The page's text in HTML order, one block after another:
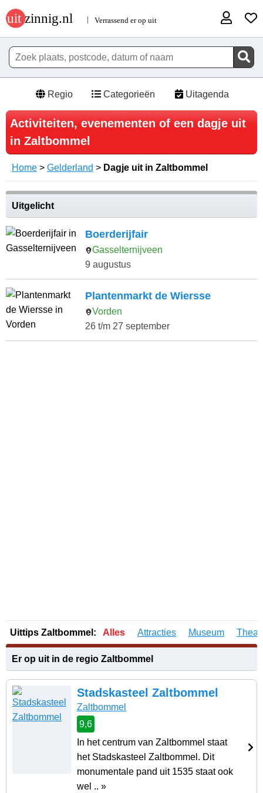
Regio Categorieën Uitagenda
Activiteiten, evenementen of een dagje uit
in Zaltbommel
Home > Gelderland > Dagje uit in Zaltbommel
Uitgelicht
Boerderijfair
Gasselternijveen
9 augustus
Plantenmarkt de Wiersse
Vorden
26 t/m 27 september
Uittips Zaltbommel: Alles Attracties Museum
Er op uit in de regio Zaltbommel
Stadskasteel Zaltbommel
Zaltbommel
9,6
In het centrum van Zaltbommel staat
het Stadskasteel Zaltbommel. Dit
monumentale pand uit 1535 staat ook
wel .. »